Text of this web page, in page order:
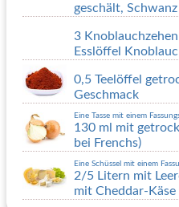
geschält,
3
Esslöffel
0,5 Teelöffel
Geschmack
Eine Tasse mit einem
130 ml mit
bei Frenchs)
Eine Schüssel mit einem
2/5 Litern mit
mit Cheddar-Käse